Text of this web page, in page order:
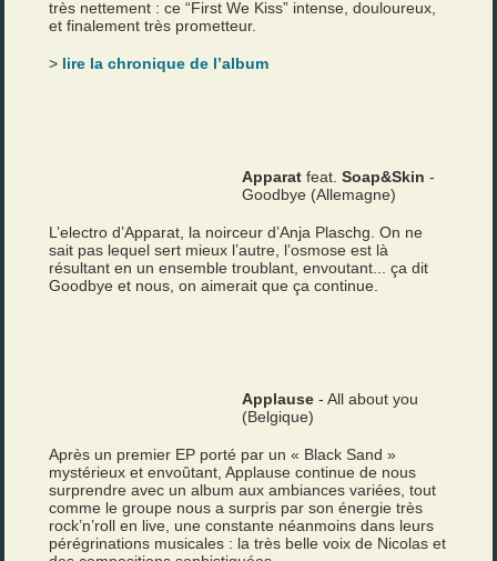
très nettement : ce “First We Kiss” intense, douloureux,
et finalement très prometteur.
> lire la chronique de l’album
Apparat feat.Soap&Skin -
Goodbye (Allemagne)
L’electro d’Apparat, la noirceur d’Anja Plaschg. On ne
sait pas lequel sert mieux l’autre, l’osmose est là
résultant en un ensemble troublant, envoutant... ça dit
Goodbye et nous, on aimerait que ça continue.
Applause - All about you
(Belgique)
Après un premier EP porté par un « Black Sand »
mystérieux et envoûtant, Applause continue de nous
surprendre avec un album aux ambiances variées, tout
comme le groupe nous a surpris par son énergie très
rock’n’roll en live, une constante néanmoins dans leurs
pérégrinations musicales : la très belle voix de Nicolas et